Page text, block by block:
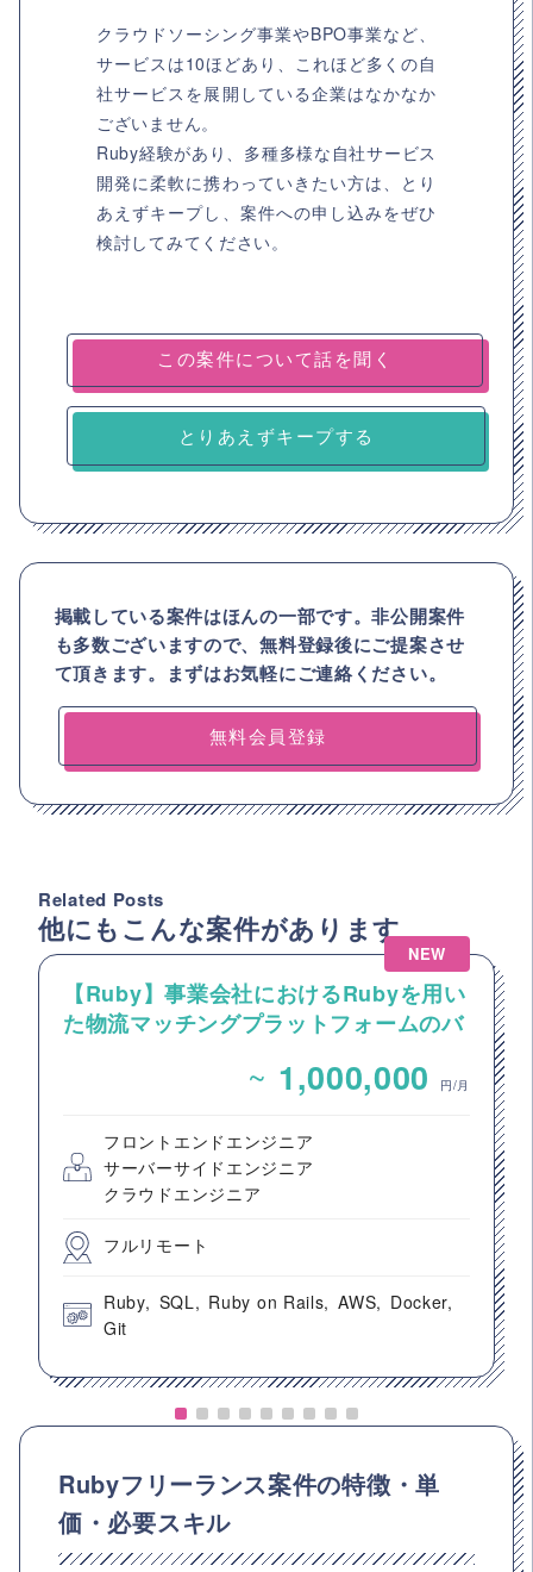
クラウドソーシング事業やBPO事業など、
サービスは10ほどあり、これほど多くの自
社サービスを展開している企業はなかなか
ございません。
Ruby経験があり、多種多様な自社サービス
開発に柔軟に携わっていきたい方は、とり
あえずキープし、案件への申し込みをぜひ
検討してみてください。
とりあえずキープする
掲載している案件はほんの一部です。非公開案件
も多数ございますので、無料登録後にご提案させ
て頂きます。まずはお気軽にご連絡ください。
無料会員登録
Related Posts
他にもこんな案件があります
NEW
【Ruby】事業会社におけるRubyを用い
た物流マッチングプラットフォームのバ
~ 1,000,000 円/月
フロントエンドエンジニア
サーバーサイドエンジニア
クラウドエンジニア
フルリモート
Ruby SQL Ruby on Rails AWS
Docker
Git
Rubyフリーランス案件の特徴・単
価・必要スキル